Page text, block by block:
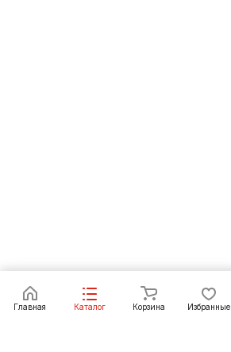
В корзину
Главная Каталог Корзина Избранные